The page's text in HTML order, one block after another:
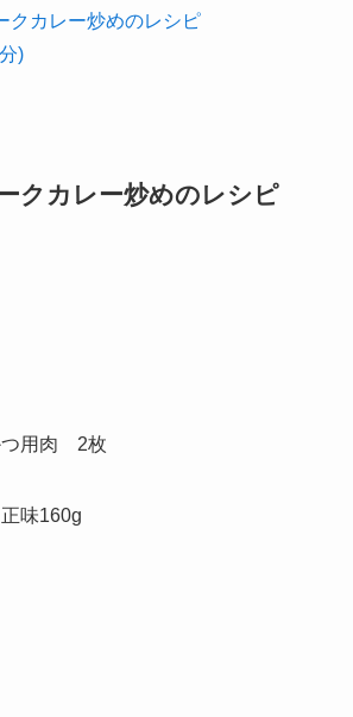
クカレー炒めのレシピ
)
クカレー炒めのレシピ
つ用肉 2枚
味160g